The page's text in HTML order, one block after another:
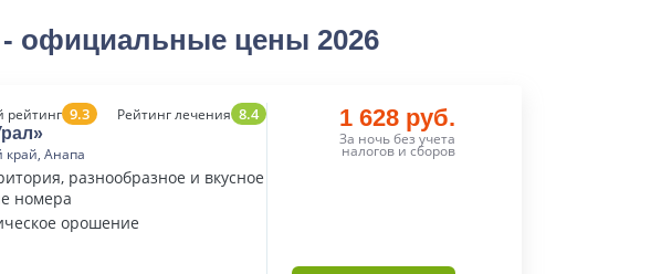
официальные цены 2026
9.3 Рейтинг лечения 8.4
край, Анапа
разнообразное и вкусное
номера
орошение
1 628 руб.
За ночь без учета
налогов и сборов